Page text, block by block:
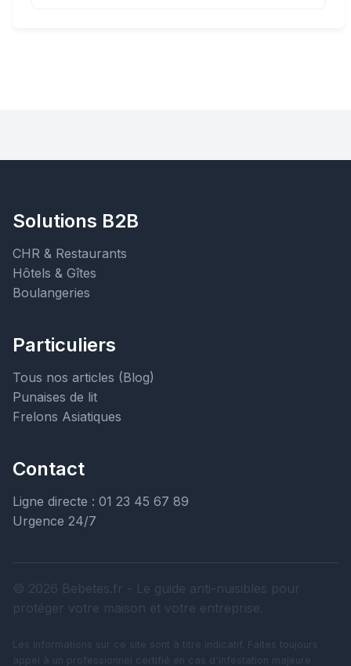
Solutions B2B
CHR & Restaurants
Hôtels & Gîtes
Boulangeries
Particuliers
Tous nos articles (Blog)
Punaises de lit
Frelons Asiatiques
Contact
Ligne directe : 01 23 45 67 89
Urgence 24/7
© 2026 Bebetes.fr - Le guide anti-nuisibles pour
protéger votre maison et votre entreprise.
Les informations sur ce site sont à titre indicatif. Faites toujours
appel à un professionnel certifié en cas d'infestation majeure.